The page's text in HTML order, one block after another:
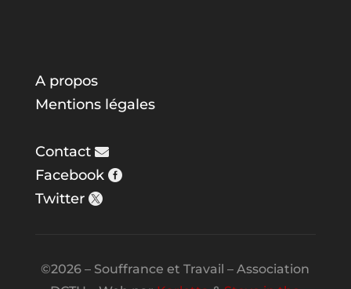
A propos
Mentions légales
Contact
Facebook
Twitter
©2026 – Souffrance et Travail – Association